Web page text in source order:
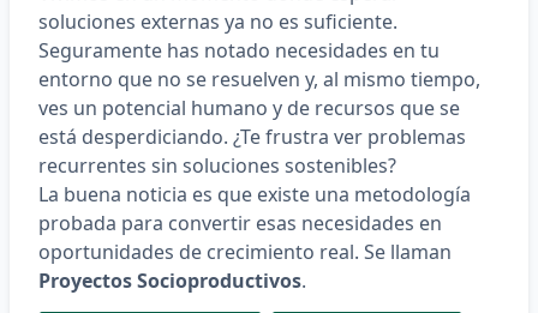
soluciones externas ya no es suficiente.
Seguramente has notado necesidades en tu
entorno que no se resuelven y, al mismo tiempo,
ves un potencial humano y de recursos que se
está desperdiciando. ¿Te frustra ver problemas
recurrentes sin soluciones sostenibles?
La buena noticia es que existe una metodología
probada para convertir esas necesidades en
oportunidades de crecimiento real. Se llaman
Proyectos Socioproductivos.